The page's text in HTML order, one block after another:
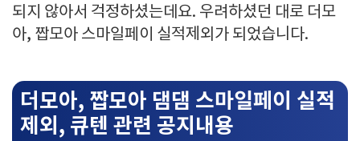
되지 않아서 걱정하셨는데요. 우려하셨던 대로 더모
아, 짭모아 스마일페이 실적제외가 되었습니다.
더모아, 짭모아 댐댐 스마일페이 실적
제외, 큐텐 관련 공지내용